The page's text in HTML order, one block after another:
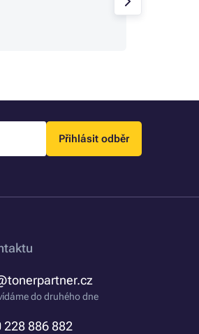
Přihlásit odběr
do druhého dne
228 886 882